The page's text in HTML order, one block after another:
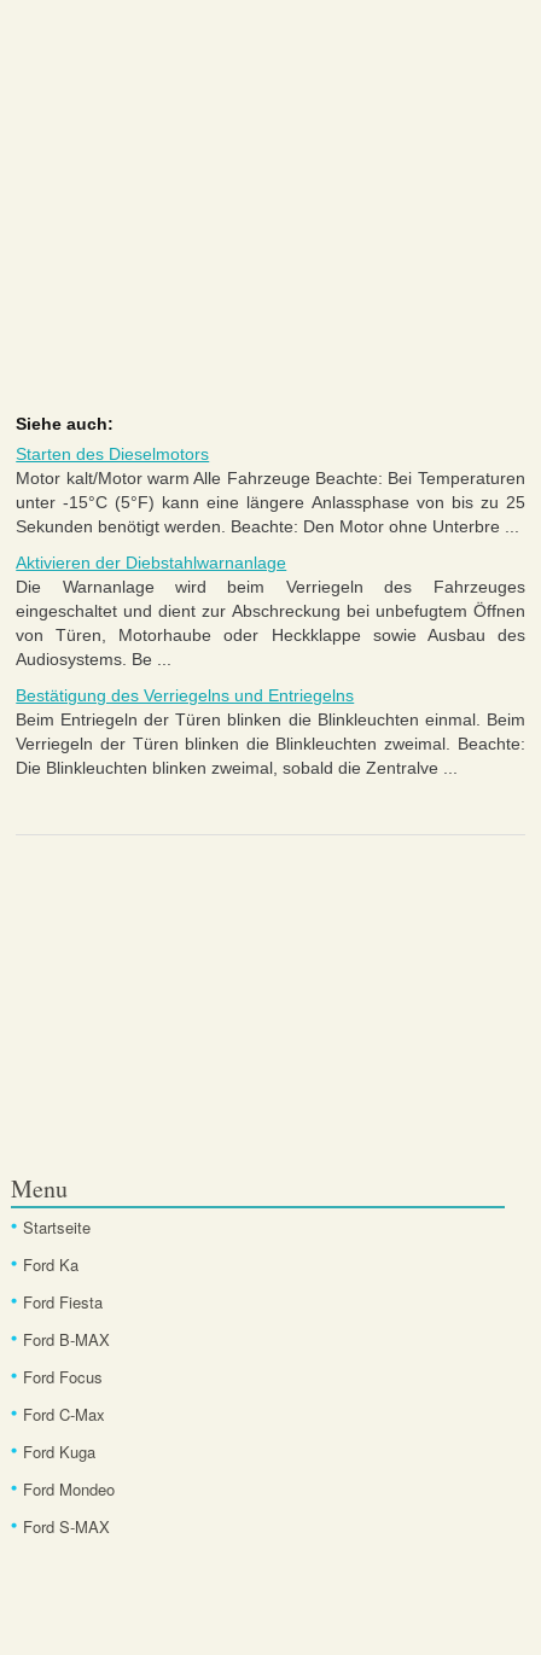
Siehe auch:
Starten des Dieselmotors
Motor kalt/Motor warm Alle Fahrzeuge Beachte: Bei Temperaturen
unter -15°C (5°F) kann eine längere Anlassphase von bis zu 25
Sekunden benötigt werden. Beachte: Den Motor ohne Unterbre ...
Aktivieren der Diebstahlwarnanlage
Die Warnanlage wird beim Verriegeln des Fahrzeuges
eingeschaltet und dient zur Abschreckung bei unbefugtem Öffnen
von Türen, Motorhaube oder Heckklappe sowie Ausbau des
Audiosystems. Be ...
Bestätigung des Verriegelns und Entriegelns
Beim Entriegeln der Türen blinken die Blinkleuchten einmal. Beim
Verriegeln der Türen blinken die Blinkleuchten zweimal. Beachte:
Die Blinkleuchten blinken zweimal, sobald die Zentralve ...
Menu
Startseite
Ford Ka
Ford Fiesta
Ford B-MAX
Ford Focus
Ford C-Max
Ford Kuga
Ford Mondeo
Ford S-MAX